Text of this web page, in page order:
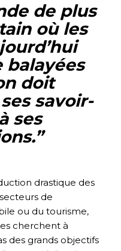
de plus
où les
doit
savoir-
ses
”
drastique des
de
ou du tourisme,
cherchent à
des grands objectifs